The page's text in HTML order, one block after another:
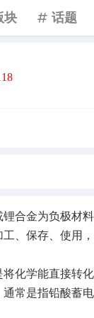
块 话题
金为负极材料
、保存、使用
学能直接转化
常是指铅酸蓄